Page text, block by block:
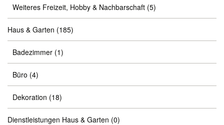
Weiteres Freizeit, Hobby & Nachbarschaft (5)
Haus & Garten (185)
Badezimmer (1)
Büro (4)
Dekoration (18)
Dienstleistungen Haus & Garten (0)